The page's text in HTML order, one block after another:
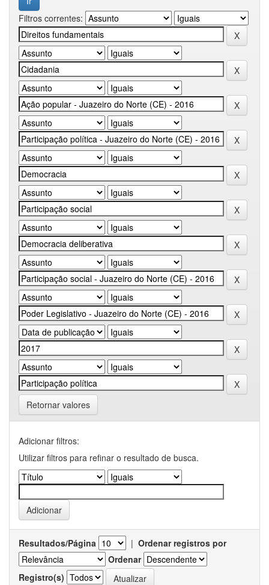
Filtros correntes:
Retornar valores
Adicionar filtros:
Utilizar filtros para refinar o resultado de busca.
Resultados/Página | Ordenar registros por
Ordenar
Registro(s)